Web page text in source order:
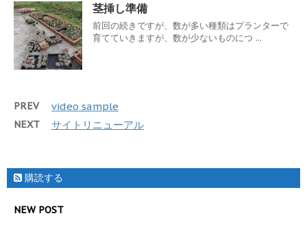
茎挿し準備
前回の続きですが、数が多い種類はプランターで
育てていきますが、数が少ないものにつ ...
PREV video sample
NEXT サイトリニューアル
購読する
NEW POST